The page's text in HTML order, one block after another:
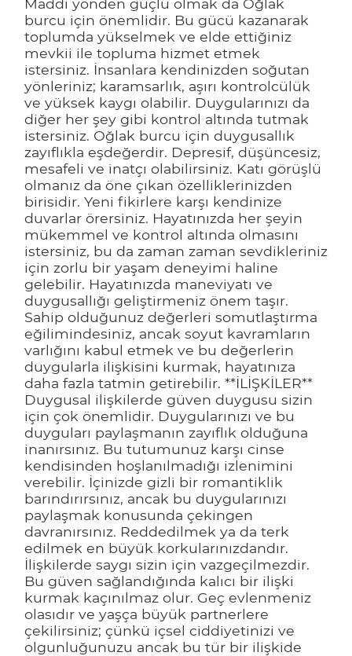
Maddi yönden güçlü olmak da Oğlak
burcu için önemlidir. Bu gücü kazanarak
toplumda yükselmek ve elde ettiğiniz
mevkii ile topluma hizmet etmek
istersiniz. İnsanlara kendinizden soğutan
yönleriniz; karamsarlık, aşırı kontrolcülük
ve yüksek kaygı olabilir. Duygularınızı da
diğer her şey gibi kontrol altında tutmak
istersiniz. Oğlak burcu için duygusallık
zayıflıkla eşdeğerdir. Depresif, düşüncesiz,
mesafeli ve inatçı olabilirsiniz. Katı görüşlü
olmanız da öne çıkan özelliklerinizden
birisidir. Yeni fikirlere karşı kendinize
duvarlar örersiniz. Hayatınızda her şeyin
mükemmel ve kontrol altında olmasını
istersiniz, bu da zaman zaman sevdikleriniz
için zorlu bir yaşam deneyimi haline
gelebilir. Hayatınızda maneviyatı ve
duygusallığı geliştirmeniz önem taşır.
Sahip olduğunuz değerleri somutlaştırma
eğilimindesiniz, ancak soyut kavramların
varlığını kabul etmek ve bu değerlerin
duygularla ilişkisini kurmak, hayatınıza
daha fazla tatmin getirebilir. **İLİŞKİLER**
Duygusal ilişkilerde güven duygusu sizin
için çok önemlidir. Duygularınızı ve bu
duyguları paylaşmanın zayıflık olduğuna
inanırsınız. Bu tutumunuz karşı cinse
kendisinden hoşlanılmadığı izlenimini
verebilir. İçinizde gizli bir romantiklik
barındırırsınız, ancak bu duygularınızı
paylaşmak konusunda çekingen
davranırsınız. Reddedilmek ya da terk
edilmek en büyük korkularınızdandır.
İlişkilerde saygı sizin için vazgeçilmezdir.
Bu güven sağlandığında kalıcı bir ilişki
kurmak kaçınılmaz olur. Geç evlenmeniz
olasıdır ve yaşça büyük partnerlere
çekilirsiniz; çünkü içsel ciddiyetinizi ve
olgunluğunuzu ancak bu tür bir ilişkide